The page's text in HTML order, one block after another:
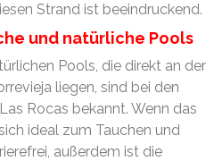
Strand ist beeindruckend.
und natürliche Pools
Pools, die direkt an der
liegen, sind bei den
Rocas bekannt. Wenn das
ideal zum Tauchen und
außerdem ist die